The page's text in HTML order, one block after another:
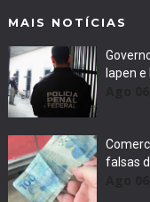
MAIS NOTÍCIAS
Iapen e
falsas